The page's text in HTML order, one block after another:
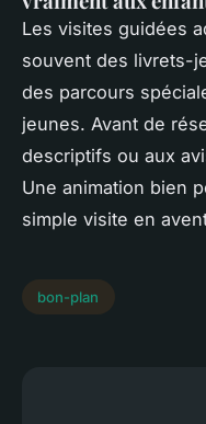
Les visites guidées
souvent des livrets-
des parcours
jeunes. Avant de
descriptifs ou aux
Une animation bien
simple visite en
bon-plan